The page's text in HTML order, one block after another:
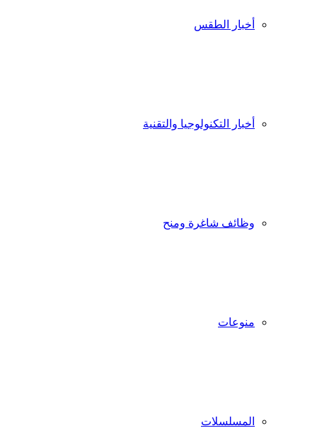
أخبار الطقس
أخبار التكنولوجيا والتقنية
وظائف شاغرة ومنح
منوعات
المسلسلات